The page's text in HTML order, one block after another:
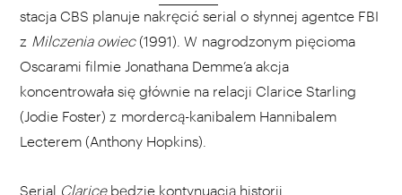
stacja CBS planuje nakręcić serial o słynnej agentce FBI
z Milczenia owiec(1991). W nagrodzonym pięcioma
Oscarami filmie Jonathana Demme’a akcja
koncentrowała się głównie na relacji Clarice Starling
(Jodie Foster) z mordercą-kanibalem Hannibalem
Lecterem (Anthony Hopkins).
Serial Clarice będzie kontynuacją historii